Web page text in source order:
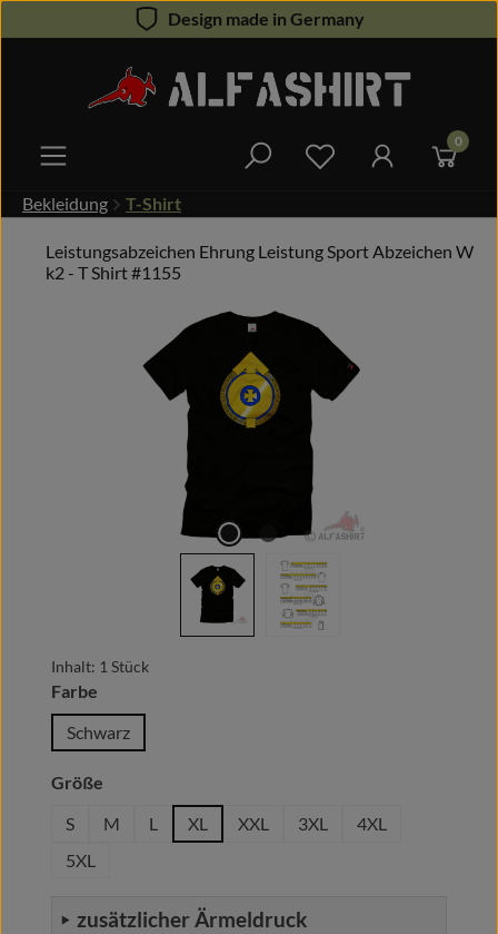
Zum Hauptinhalt springenDesign made in Germany
Du hast 0 0
Bekleidung T-Shirt
Leistungsabzeichen Ehrung Leistung Sport Abzeichen W
k2 - T Shirt #1155
Bildergalerie überspringen
Inhalt: 1 Stück
Farbe
Schwarz
Größe
S
M L XL XXL 3XL
4XL
5XL
zusätzlicher Ärmeldruck